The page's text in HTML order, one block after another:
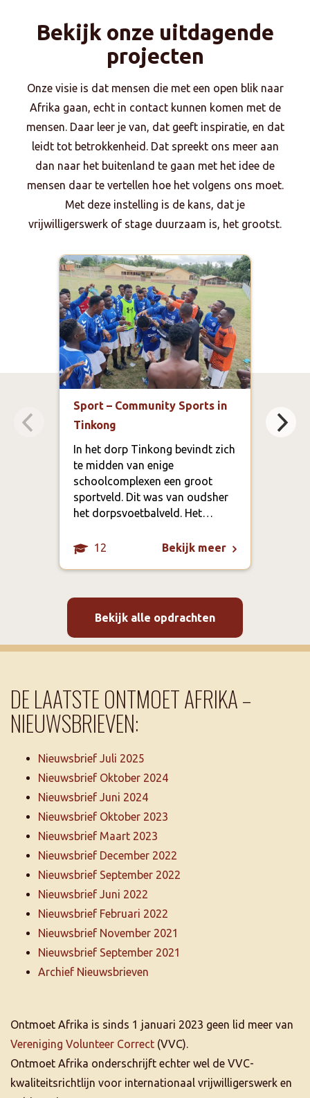
Bekijk onze uitdagende
projecten
Onze visie is dat mensen die met een open blik naar
Afrika gaan, echt in contact kunnen komen met de
mensen. Daar leer je van, dat geeft inspiratie, en dat
leidt tot betrokkenheid. Dat spreekt ons meer aan
dan naar het buitenland te gaan met het idee de
mensen daar te vertellen hoe het volgens ons moet.
Met deze instelling is de kans, dat je
vrijwilligerswerk of stage duurzaam is, het grootst.
Sport – Community Sports in
Tinkong
In het dorp Tinkong bevindt zich
te midden van enige
schoolcomplexen een groot
sportveld. Dit was van oudsher
het dorpsvoetbalveld. Het…
12 Bekijk meer
Bekijk alle opdrachten
DE LAATSTE ONTMOET AFRIKA –
NIEUWSBRIEVEN:
Nieuwsbrief Juli 2025
Nieuwsbrief Oktober 2024
Nieuwsbrief Juni 2024
Nieuwsbrief Oktober 2023
Nieuwsbrief Maart 2023
Nieuwsbrief December 2022
Nieuwsbrief September 2022
Nieuwsbrief Juni 2022
Nieuwsbrief Februari 2022
Nieuwsbrief November 2021
Nieuwsbrief September 2021
Archief Nieuwsbrieven
Ontmoet Afrika is sinds 1 januari 2023 geen lid meer van
Vereniging Volunteer Correct (VVC).
Ontmoet Afrika onderschrijft echter wel de VVC-
kwaliteitsrichtlijn voor internationaal vrijwilligerswerk en